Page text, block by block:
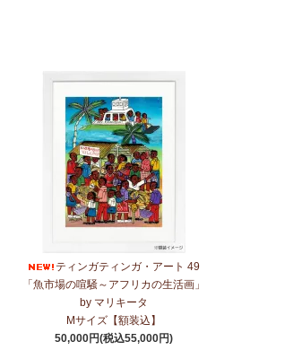
ティンガティンガ・アート 49
「魚市場の喧騒～アフリカの生活画」
by マリキータ
Mサイズ【額装込】
50,000円(税込55,000円)